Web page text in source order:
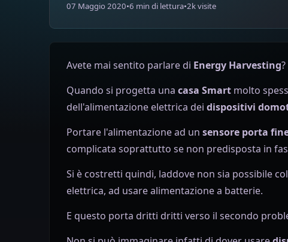
07 Maggio 2020•6 min di lettura•2k visite
Avete mai sentito parlare di Energy Harvesting?
Quando si progetta una casa Smart molto
dell'alimentazione elettrica dei dispositivi
Portare l'alimentazione ad un sensore porta
complicata soprattutto se non predisposta in
Si è costretti quindi, laddove non sia possibile
elettrica, ad usare alimentazione a batterie.
E questo porta dritti dritti verso il secondo